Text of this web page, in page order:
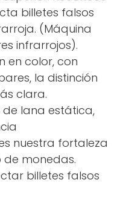
billetes falsos
(Máquina
infrarrojos).
en color, con
la distinción
clara.
de lana estática,
nuestra fortaleza
de monedas.
billetes falsos